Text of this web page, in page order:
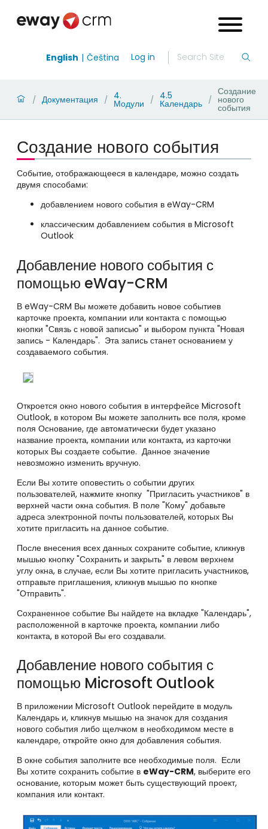
English Čeština Log in
/ Документация / 4.
Модули / 4.5
Календарь /
Создание
нового
события
Создание нового события
Событие, отображающееся в календаре, можно создать
двумя способами:
добавлением нового события в eWay-CRM
классическим добавлением события в Microsoft
Outlook
Добавление нового события с
помощью eWay-CRM
В eWay-CRM Вы можете добавить новое событиев
карточке проекта, компании или контакта с помощью
кнопки "Связь с новой записью" и выбором пункта "Новая
запись - Календарь". Эта запись станет основанием у
создаваемого события.
Откроется окно нового события в интерфейсе Microsoft
Outlook, в котором Вы можете заполнить все поля, кроме
поля Основание, где автоматически будет указано
название проекта, компании или контакта, из карточки
которых Вы создаете событие. Данное значение
невозможно изменить вручную.
Если Вы хотите оповестить о событии других
пользователей, нажмите кнопку "Пригласить участников" в
верхней части окна события. В поле "Кому" добавьте
адреса электронной почты пользователей, которых Вы
хотите пригласить на данное событие.
После внесения всех данных сохраните событие, кликнув
мышью кнопку "Сохранить и закрыть" в левом верхнем
углу окна, в случае, если Вы хотите пригласить участников,
отправьте приглашения, кликнув мышью по кнопке
"Отправить".
Сохраненное событие Вы найдете на вкладке "Календарь",
расположенной в карточке проекта, компании либо
контакта, в которой Вы его создавали.
Добавление нового события с
помощью Microsoft Outlook
В приложении Microsoft Outlook перейдите в модуль
Календарь и, кликнув мышью на значок для создания
нового события либо щелчком в необходимом месте в
календаре, откройте окно для добавления события.
В окне события заполните все необходимые поля. Если
Вы хотите сохранить событие в eWay-CRM, выберите его
основание, которым может быть существующий проект,
компания или контакт.